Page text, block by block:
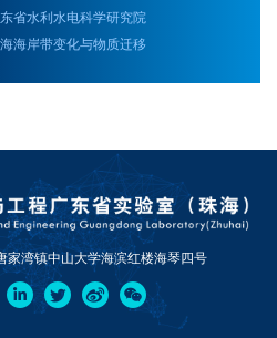
省水利水电科学研究院
海岸带变化与物质迁移
家湾镇中山大学海滨红楼海琴四号